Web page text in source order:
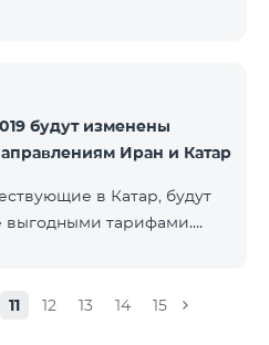
будут изменены
Иран и Катар
в Катар, будут
выгодными тарифами.
звонков - 500 драм,
11 12 13 14 15